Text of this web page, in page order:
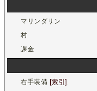
マリンダリン
村
課金
右手装備 [索引]